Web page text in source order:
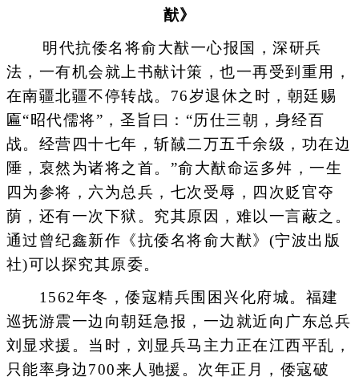
猷》
明代抗倭名将俞大猷一心报国，深研兵
法，一有机会就上书献计策，也一再受到重用，
在南疆北疆不停转战。76岁退休之时，朝廷赐
匾“昭代儒将”，圣旨曰：“历仕三朝，身经百
战。经营四十七年，斩馘二万五千余级，功在边
陲，裒然为诸将之首。”俞大猷命运多舛，一生
四为参将，六为总兵，七次受辱，四次贬官夺
荫，还有一次下狱。究其原因，难以一言蔽之。
通过曾纪鑫新作《抗倭名将俞大猷》(宁波出版
社)可以探究其原委。
1562年冬，倭寇精兵围困兴化府城。福建
巡抚游震一边向朝廷急报，一边就近向广东总兵
刘显求援。当时，刘显兵马主力正在江西平乱，
只能率身边700来人驰援。次年正月，倭寇破